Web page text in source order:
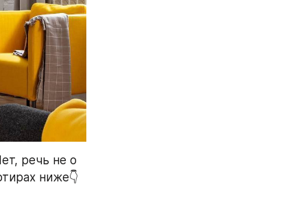
речь не о
ниже👇